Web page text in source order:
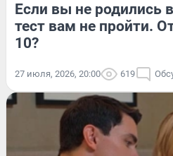
Если вы не родились
тест вам не пройти.
10?
27 июля, 2026, 20:00 619